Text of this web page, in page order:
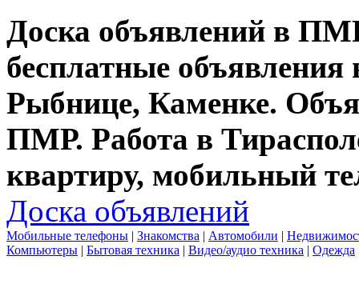
Доска объявлений в
бесплатные объявления
Рыбнице, Каменке.
ПМР. Работа в
квартиру, мобильный
Доска объявлений
Мобильные телефоны | Знакомства | Автомобили |
Компьютеры | Бытовая техника | Видео/аудио техника | Одежда